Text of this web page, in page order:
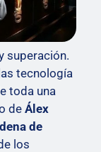
superación.
tecnología
toda una
de Álex
de
los